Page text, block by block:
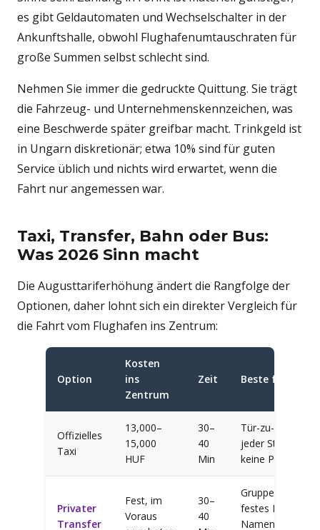
es gibt Geldautomaten und Wechselschalter in der
Ankunftshalle, obwohl Flughafenumtauschraten für
große Summen selbst schlecht sind.
Nehmen Sie immer die gedruckte Quittung. Sie trägt
die Fahrzeug- und Unternehmenskennzeichen, was
eine Beschwerde später greifbar macht. Trinkgeld ist
in Ungarn diskretionär; etwa 10% sind für guten
Service üblich und nichts wird erwartet, wenn die
Fahrt nur angemessen war.
Taxi, Transfer, Bahn oder Bus:
Was 2026 Sinn macht
Die Augusttariferhöhung ändert die Rangfolge der
Optionen, daher lohnt sich ein direkter Vergleich für
die Fahrt vom Flughafen ins Zentrum:
Option
Kosten
ins
Zentrum
Zeit Beste für
Offizielles
Taxi
13,000–
15,000
HUF
30–
40
Min
Tür-zu-Tür, zu
jeder Stunde,
keine Planung
Privater
Transfer
Fest, im
Voraus
30–
40
Gruppen,
festes Budget,
Namensschild-